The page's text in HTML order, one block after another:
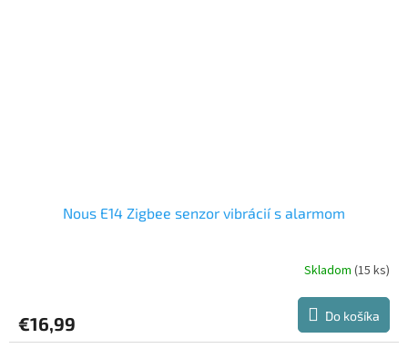
Nous E14 Zigbee senzor vibrácií s alarmom
Skladom (15 ks)
€16,99 Do košíka